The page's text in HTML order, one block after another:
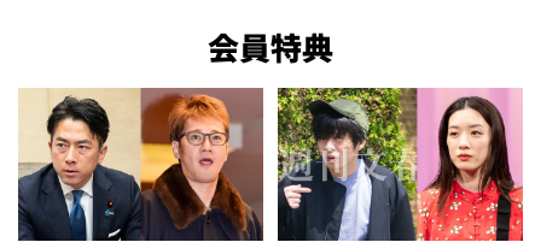
会員特典